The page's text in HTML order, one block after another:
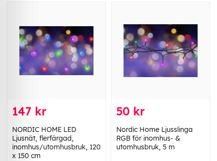
147 kr
NORDIC HOME LED
Ljusnät, flerfärgad,
inomhus/utomhusbruk, 120
x 150 cm
50 kr
Nordic Home Ljusslinga
RGB för inomhus- &
utomhusbruk, 5 m